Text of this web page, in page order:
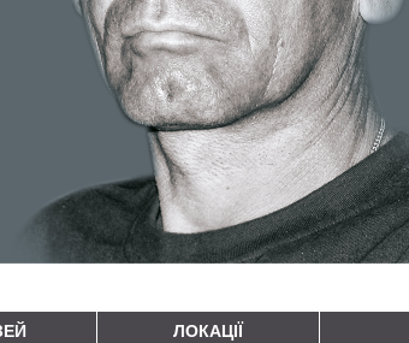
ЛОКАЦІЇ